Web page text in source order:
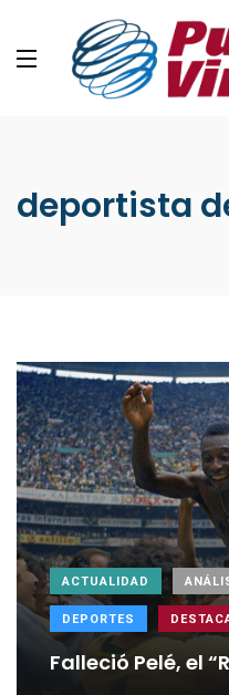
deportista
ACTUALIDAD
DEPORTES
Falleció Pelé, el